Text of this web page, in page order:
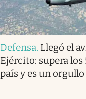
Defensa. Llegó el
Ejército: supera
país y es un